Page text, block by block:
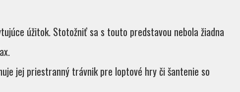
úžitok. Stotožniť sa s touto predstavou nebola žiadna
jej priestranný trávnik pre loptové hry či šantenie so